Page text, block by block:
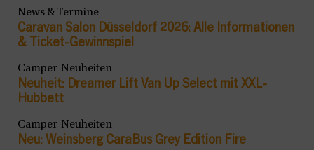
News & Termine
Caravan Salon Düsseldorf 2026: Alle Informationen
& Ticket-Gewinnspiel
Camper-Neuheiten
Neuheit: Dreamer Lift Van Up Select mit XXL-
Hubbett
Camper-Neuheiten
Neu: Weinsberg CaraBus Grey Edition Fire